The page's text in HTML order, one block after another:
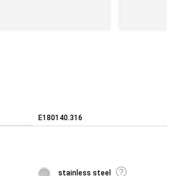
E180140.316
stainless steel